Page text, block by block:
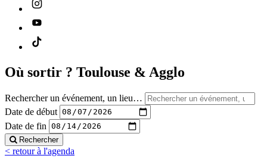
Où sortir ? Toulouse & Agglo
Rechercher un événement, un lieu…
Date de début
Date de fin
Rechercher
< retour à l'agenda